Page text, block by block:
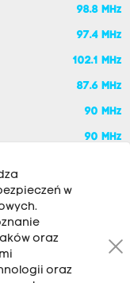
98.8 MHz
97.4 MHz
102.1 MHz
87.6 MHz
90 MHz
90 MHz
w
oraz
oraz